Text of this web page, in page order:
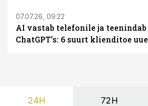
07.07.26, 09:22
AI vastab telefonile ja
ChatGPT’s: 6 suurt klienditoe
24H 72H